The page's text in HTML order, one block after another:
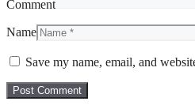
Comment
Name
Save my name, email, and